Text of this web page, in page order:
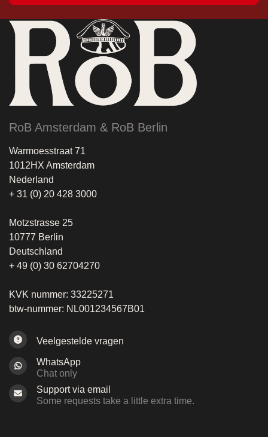
RoB Amsterdam & RoB Berlin
Warmoesstraat 71
1012HX Amsterdam
Nederland
+ 31 (0) 20 428 3000
Motzstrasse 25
10777 Berlin
Deutschland
+ 49 (0) 30 62704270
KVK nummer: 33225271
btw-nummer: NL001234567B01
Veelgestelde vragen
WhatsApp
Chat only
Support via email
Some requests take a little extra time.